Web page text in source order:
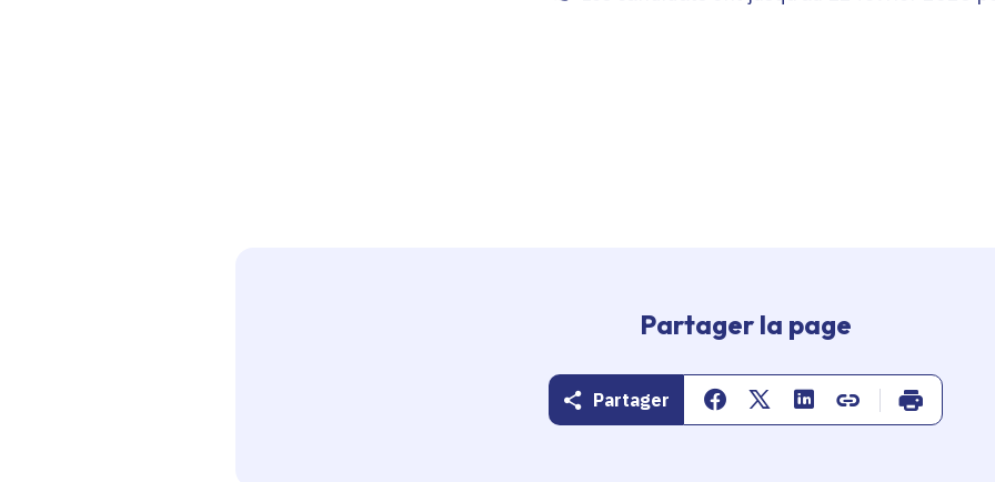
Partager la page
Partager Partager sur Facebook
Partager sur Twitter
Partager sur Linkedin
Copier dans le
Imprimer